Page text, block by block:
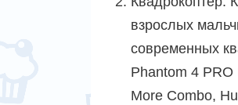
взрослых
современных
Phantom 4
More Combo,